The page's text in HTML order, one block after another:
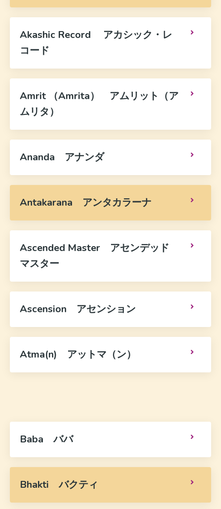
Akashic Record アカシック・レ
コード
Amrit （Amrita） アムリット（ア
ムリタ）
Ananda アナンダ
Antakarana アンタカラーナ
Ascended Master アセンデッド
マスター
Ascension アセンション
Atma(n) アットマ（ン）
Baba ババ
Bhakti バクティ